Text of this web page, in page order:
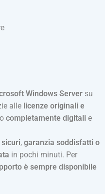
Windows Server su
alle licenze originali e
completamente digitali e
, garanzia soddisfatti o
in pochi minuti. Per
è sempre disponibile